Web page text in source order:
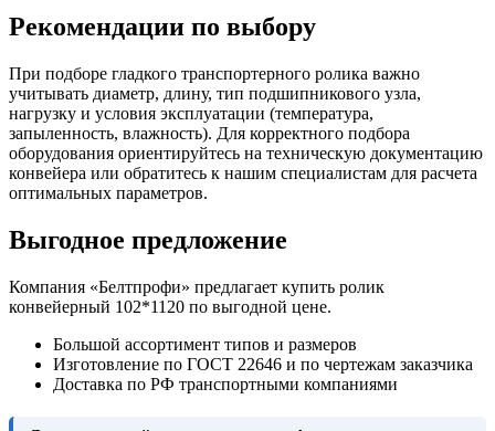
Рекомендации по выбору
При подборе гладкого транспортерного ролика важно
учитывать диаметр, длину, тип подшипникового узла,
нагрузку и условия эксплуатации (температура,
запыленность, влажность). Для корректного подбора
оборудования ориентируйтесь на техническую документацию
конвейера или обратитесь к нашим специалистам для расчета
оптимальных параметров.
Выгодное предложение
Компания «Белтпрофи» предлагает купить ролик
конвейерный 102*1120 по выгодной цене.
Большой ассортимент типов и размеров
Изготовление по ГОСТ 22646 и по чертежам заказчика
Доставка по РФ транспортными компаниями